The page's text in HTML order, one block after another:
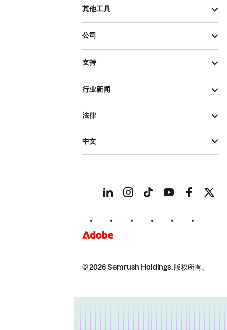
其他工具
公司
支持
行业新闻
© 2026 Semrush Holdings.版权所有。
法律
中文